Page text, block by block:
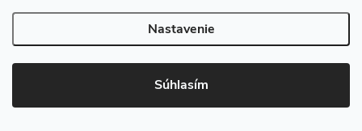
Nastavenie
Súhlasím
e
Copyright 2026KitchenStyle. Všetky práva vyhradené.